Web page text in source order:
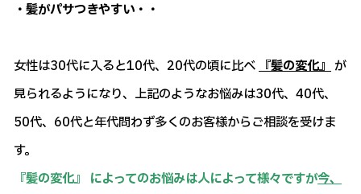
・髪がパサつきやすい・・
女性は30代に入ると10代、20代の頃に比べ『髪の変化』が
見られるようになり、上記のようなお悩みは30代、40代、
50代、60代と年代問わず多くのお客様からご相談を受けま
す。
『髪の変化』 によってのお悩みは人によって様々ですが今、